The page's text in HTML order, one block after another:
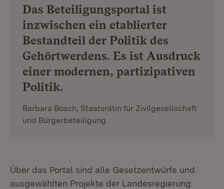
Das Beteiligungsportal ist
inzwischen ein etablierter
Bestandteil der Politik des
Gehörtwerdens. Es ist Ausdruck
einer modernen, partizipativen
Politik.
Barbara Bosch, Staatsrätin für Zivilgesellschaft
und Bürgerbeteiligung
Über das Portal sind alle Gesetzentwürfe und
ausgewählten Projekte der Landesregierung